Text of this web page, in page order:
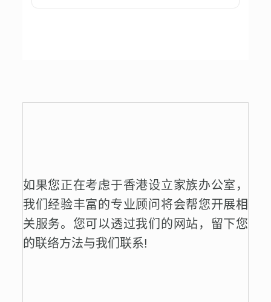
如果您正在考虑于香港设立家族办公室，
我们经验丰富的专业顾问将会帮您开展相
关服务。您可以透过我们的网站，留下您
的联络方法与我们联系!